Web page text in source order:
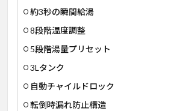
約3秒の瞬間給湯
8段階温度調整
5段階湯量プリセット
3Lタンク
自動チャイルドロック
転倒時漏れ防止構造